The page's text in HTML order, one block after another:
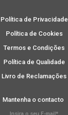
Política de Privacidade
Política de Cookies
Termos e Condições
Política de Qualidade
Livro de Reclamações
Mantenha o contacto